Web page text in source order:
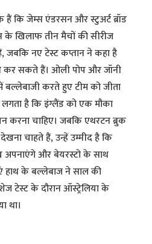
कि जेम्स एंडरसन और स्टुअर्ट ब्रॉड
खिलाफ तीन मैचों की सीरीज
जबकि नए टेस्ट कप्तान ने कहा है
कर सकते हैं। ओली पोप और जॉनी
बल्लेबाजी करते हुए टीम को जीता
है कि इंग्लैंड को एक मौका
करना चाहिए। जबकि एथरटन ब्रुक
चाहते हैं, उन्हें उम्मीद है कि
और बेयरस्टो के साथ
हाथ के बल्लेबाज ने साल की
टेस्ट के दौरान ऑस्ट्रेलिया के
था।